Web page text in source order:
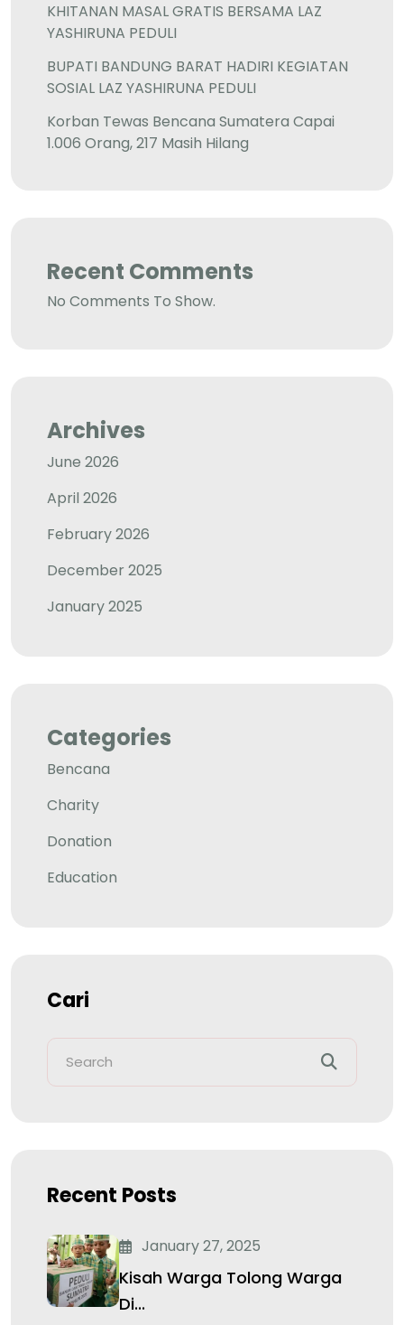
KHITANAN MASAL GRATIS BERSAMA LAZ
YASHIRUNA PEDULI
BUPATI BANDUNG BARAT HADIRI KEGIATAN
SOSIAL LAZ YASHIRUNA PEDULI
Korban Tewas Bencana Sumatera Capai
1.006 Orang, 217 Masih Hilang
Recent Comments
No Comments To Show.
Archives
June 2026
April 2026
February 2026
December 2025
January 2025
Categories
Bencana
Charity
Donation
Education
Cari
Recent Posts
January 27, 2025
Kisah Warga Tolong Warga
Di...